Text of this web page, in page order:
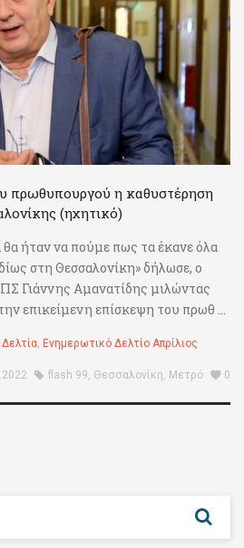
πρωθυπουργού η καθυστέρηση
(ηχητικό)
ήταν να πούμε πως τα έκανε όλα
στη Θεσσαλονίκη» δήλωσε, ο
Γιάννης Αμανατίδης μιλώντας
επικείμενη επίσκεψη του πρωθ ...
, Ενημερωτικό Δελτίο Απρίλιος
flash 99, Θεσσαλονίκη, Μετρό 0